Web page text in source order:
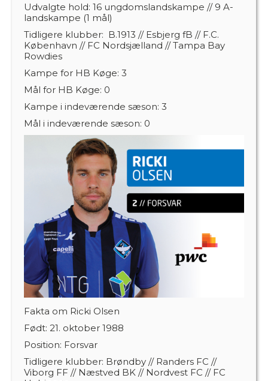
Udvalgte hold: 16 ungdomslandskampe // 9 A-
landskampe (1 mål)
Tidligere klubber: B.1913 // Esbjerg fB // F.C.
København // FC Nordsjælland // Tampa Bay
Rowdies
Kampe for HB Køge: 3
Mål for HB Køge: 0
Kampe i indeværende sæson: 3
Mål i indeværende sæson: 0
Fakta om Ricki Olsen
Født: 21. oktober 1988
Position: Forsvar
Tidligere klubber: Brøndby // Randers FC //
Viborg FF // Næstved BK // Nordvest FC // FC